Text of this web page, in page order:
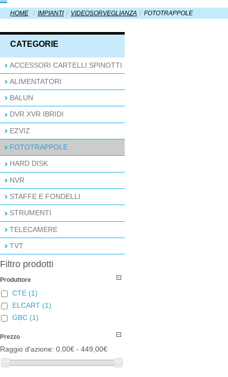
HOME IMPIANTI VIDEOSORVEGLIANZA FOTOTRAPPOLE
CATEGORIE
ACCESSORI CARTELLI SPINOTTI
ALIMENTATORI
BALUN
DVR XVR IBRIDI
EZVIZ
FOTOTRAPPOLE
HARD DISK
NVR
STAFFE E FONDELLI
STRUMENTI
TELECAMERE
TVT
Filtro prodotti
Produttore
CTE (1)
ELCART (1)
GBC (1)
Prezzo
Raggio d'azione: 0,00€ - 449,00€